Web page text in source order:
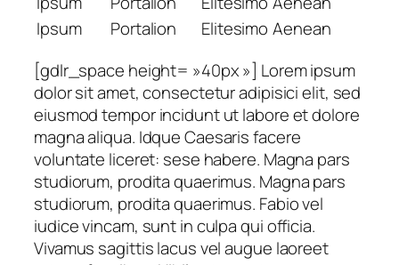
Ipsum
Portalion Elitesimo Aenean
[gdlr_space height= »40px »] Lorem ipsum
dolor sit amet, consectetur adipisici elit, sed
eiusmod tempor incidunt ut labore et dolore
magna aliqua. Idque Caesaris facere
voluntate liceret: sese habere. Magna pars
studiorum, prodita quaerimus. Magna pars
studiorum, prodita quaerimus. Fabio vel
iudice vincam, sunt in culpa qui officia.
Vivamus sagittis lacus vel augue laoreet